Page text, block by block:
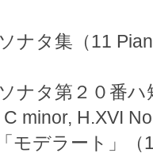
ナタ集（11
ナタ第２０番
minor, H.XVI
モデラート」（